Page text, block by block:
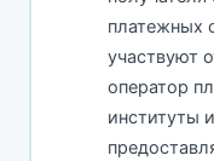
платежных
участвуют
оператор
институты